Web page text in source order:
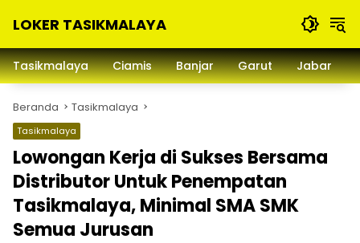
LOKER TASIKMALAYA
Lowongan
Kerja
dan
Sekitarna
Tasikmalaya Ciamis Banjar Garut Jabar
Beranda Tasikmalaya
Tasikmalaya
Lowongan Kerja di Sukses Bersama
Distributor Untuk Penempatan
Tasikmalaya, Minimal SMA SMK
Semua Jurusan